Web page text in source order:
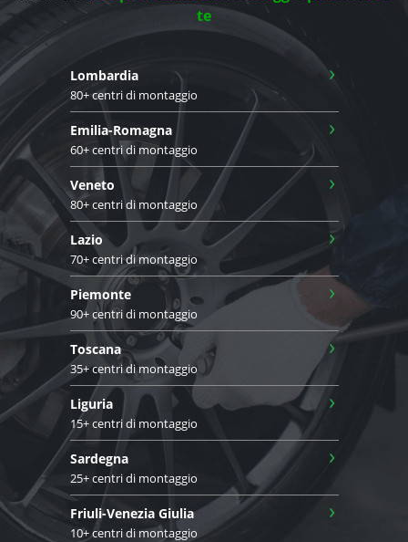
te
Lombardia
80+ centri di montaggio
›
Emilia-Romagna
60+ centri di montaggio
›
Veneto
80+ centri di montaggio
›
Lazio
70+ centri di montaggio
›
Piemonte
90+ centri di montaggio
›
Toscana
35+ centri di montaggio
›
Liguria
15+ centri di montaggio
›
Sardegna
25+ centri di montaggio
›
Friuli-Venezia Giulia
10+ centri di montaggio
›